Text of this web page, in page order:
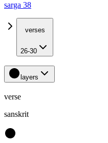
sarga 38
verses
26-30
layers
verse
sanskrit